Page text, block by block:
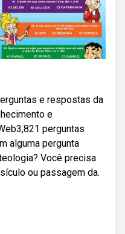
e respostas da
e
perguntas
alguma pergunta
Você precisa
ou passagem da.